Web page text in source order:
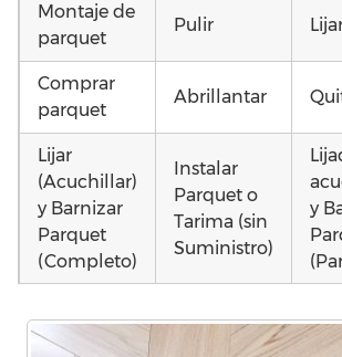
Montaje de
parquet
Pulir
Comprar
parquet
Abrillantar
Lijar
(Acuchillar)
y Barnizar
Parquet
(Completo)
Instalar
Parquet o
Tarima (sin
Suministro)
y
parquet o
parquet o